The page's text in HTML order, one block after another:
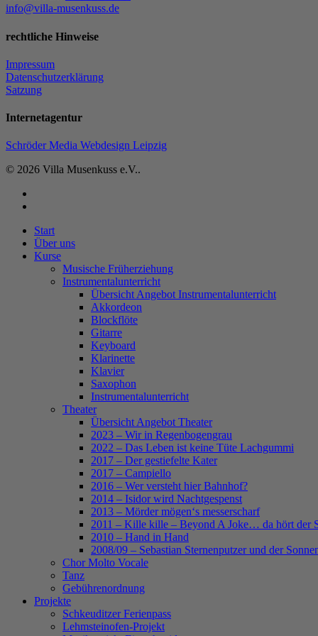
info@villa-musenkuss.de
rechtliche Hinweise
Impressum
Datenschutzerklärung
Satzung
Internetagentur
Schröder Media Webdesign Leipzig
© 2026 Villa Musenkuss e.V..
Close
Menu
Start
Über uns
Kurse
Musische Früherziehung
Instrumentalunterricht
Übersicht Angebot Instrumentalunterricht
Akkordeon
Blockflöte
Gitarre
Keyboard
Klarinette
Klavier
Saxophon
Instrumentalunterricht
Theater
Übersicht Angebot Theater
2023 – Wir in Regenbogengrau
2022 – Das Leben ist keine Tüte Lachgummi
2017 – Der gestiefelte Kater
2017 – Campiello
2016 – Wer versteht hier Bahnhof?
2014 – Isidor wird Nachtgespenst
2013 – Mörder mögen‘s messerscharf
2011 – Kille kille – Beyond A Joke… da hört der
2010 – Hand in Hand
2008/09 – Sebastian Sternenputzer und der
Chor Molto Vocale
Tanz
Gebührenordnung
Projekte
Schkeuditzer Ferienpass
Lehmsteinofen-Projekt